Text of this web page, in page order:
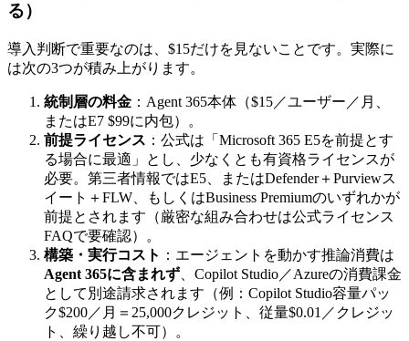
る）
導入判断で重要なのは、$15だけを見ないことです。実際に
は次の3つが積み上がります。
統制層の料金 ：Agent 365本体（$15／ユーザー／月、
またはE7 $99に内包）。
前提ライセンス ：公式は「Microsoft 365 E5を前提とす
る場合に最適」とし、少なくとも有資格ライセンスが
必要。第三者情報ではE5、またはDefender＋Purviewス
イート＋FLW、もしくはBusiness Premiumのいずれかが
前提とされます（厳密な組み合わせは公式ライセンス
FAQで要確認）。
構築・実行コスト ：エージェントを動かす推論消費は
Agent 365に含まれず 、Copilot Studio／Azureの消費課金
として別途請求されます（例：Copilot Studio容量パッ
ク$200／月＝25,000クレジット、従量$0.01／クレジッ
ト、繰り越し不可）。